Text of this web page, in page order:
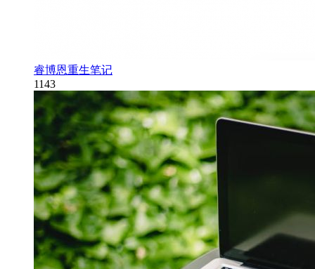
睿博恩重生笔记
1143